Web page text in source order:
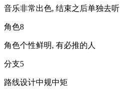
音乐非常出色, 结束之后单独去听
角色8
角色个性鲜明, 有必推的人
分支5
路线设计中规中矩